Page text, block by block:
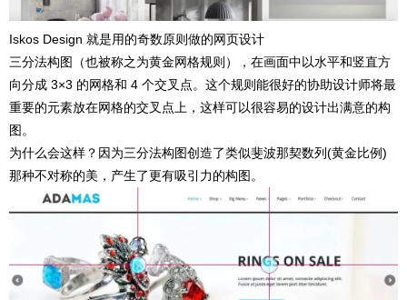
Iskos Design 就是用的奇数原则做的网页设计
三分法构图（也被称之为黄金网格规则），在画面中以水平和竖直方
向分成 3×3 的网格和 4 个交叉点。这个规则能很好的协助设计师将最
重要的元素放在网格的交叉点上，这样可以很容易的设计出满意的构
图。
为什么会这样？因为三分法构图创造了类似斐波那契数列(黄金比例)
那种不对称的美，产生了更有吸引力的构图。